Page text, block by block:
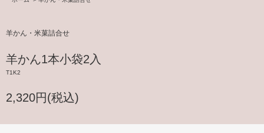
羊かん・米菓詰合せ
羊かん1本小袋2入
T1K2
2,320円(税込)